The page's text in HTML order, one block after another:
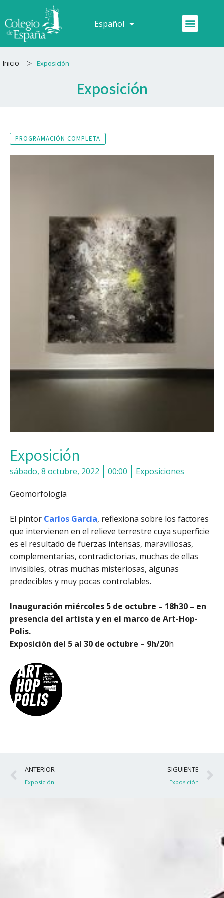
al
contenido
Español
Français Menú
Inicio > Exposición
Exposición
PROGRAMACIÓN COMPLETA
Exposición
sábado, 8 octubre, 2022 00:00 Exposiciones
Geomorfología
El pintor Carlos García, reflexiona sobre los factores
que intervienen en el relieve terrestre cuya superficie
es el resultado de fuerzas intensas, maravillosas,
complementarias, contradictorias, muchas de ellas
invisibles, otras muchas misteriosas, algunas
predecibles y muy pocas controlables.
Inauguración miércoles 5 de octubre – 18h30 – en
presencia del artista y en el marco de Art-Hop-
Polis.
Exposición del 5 al 30 de octubre – 9h/20h
Ant
ANTERIOR
Exposición
SIGUIENTE
Exposición